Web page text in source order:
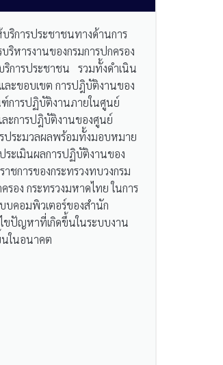
ริการประชาชนทางด้านการ
หารงานของกรมการปกครอง
ริการประชาชน รวมทั้งดำเนิน
ละขอบเขต การปฎิบัติงานของ
ารปฏิบัติงานภายในศูนย์
ะการปฎิบัติงานของศูนย์
ประมวลผลพร้อมทั้งมอบหมาย
ะเมินผลการปฏิบัติงานของ
ชการของกระทรวงทบวงกรม
รอง กระทรวงมหาดไทย ในการ
บคอมพิวเตอร์ของสำนัก
ขปัญหาที่เกิดขึ้นในระบบงาน
นในอนาคต